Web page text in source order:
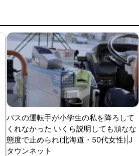
バスの運転手が小学生の私を降ろして
くれなかった いくら説明しても頑なな
態度で止められ(北海道・50代女性)|J
タウンネット